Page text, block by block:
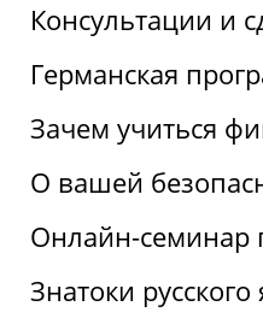
Консультации и
Германская
Зачем учиться
О вашей
Онлайн-семинар
Знатоки